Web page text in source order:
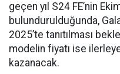
geçen yıl S24 FE’nin
bulundurulduğunda,
2025’te tanıtılması
modelin fiyatı ise
kazanacak.